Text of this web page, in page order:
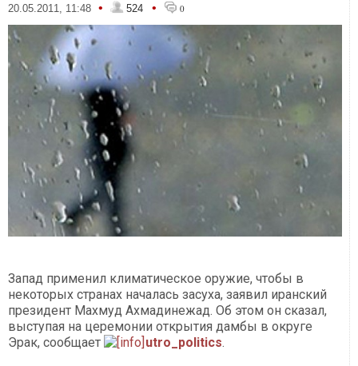
20.05.2011, 11:48 • 524 • 0
Запад применил климатическое оружие, чтобы в
некоторых странах началась засуха, заявил иранский
президент Махмуд Ахмадинежад. Об этом он сказал,
выступая на церемонии открытия дамбы в округе
Эрак, сообщает
utro_politics.